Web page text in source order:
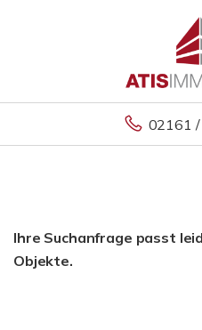
02161
Ihre Suchanfrage passt
Objekte.